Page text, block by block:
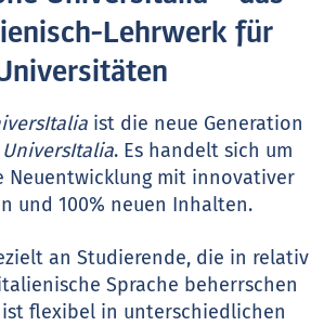
Lehrwerk für
ist die neue Generation
UniversItalia. Es handelt sich um
Neuentwicklung mit innovativer
und 100% neuen Inhalten.
an Studierende, die in relativ
Sprache beherrschen
flexibel in unterschiedlichen